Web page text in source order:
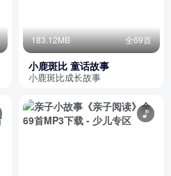
183.12MB 全69首
小鹿斑比 童话故事
小鹿斑比成长故事